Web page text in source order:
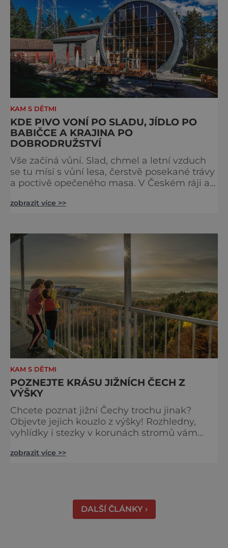
[caption id="attachment_74515
KAM S DĚTMI
KDE PIVO VONÍ PO SLADU, JÍDLO PO
BABIČCE A KRAJINA PO
DOBRODRUŽSTVÍ
Vše začíná vůní. Slad, chmel a letní vzduch
se tu mísí s vůní lesa, čerstvě posekané trávy
a poctivě opečeného masa. V Českém ráji a
doušky – a ty tady tečou proudem. Není to
ví, že k dokonalému dni patří nejen výhled,
zobrazit více >>
KAM S DĚTMI
POZNEJTE KRÁSU JIŽNÍCH ČECH Z
VÝŠKY
Chcete poznat jižní Čechy trochu jinak?
Objevte jejich kouzlo z výšky! Rozhledny,
vyhlídky i stezky v korunách stromů vám
města i Alpy v dálce. Ptačí pozorovatelna
zobrazit více >>
DALŠÍ ČLÁNKY ›